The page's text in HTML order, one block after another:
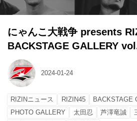
にゃんこ大戦争 presents
BACKSTAGE GALLERY
2024-01-24
RIZINニュース RIZIN45
BACKSTAGE
PHOTO GALLERY
太田忍 芦澤竜誠